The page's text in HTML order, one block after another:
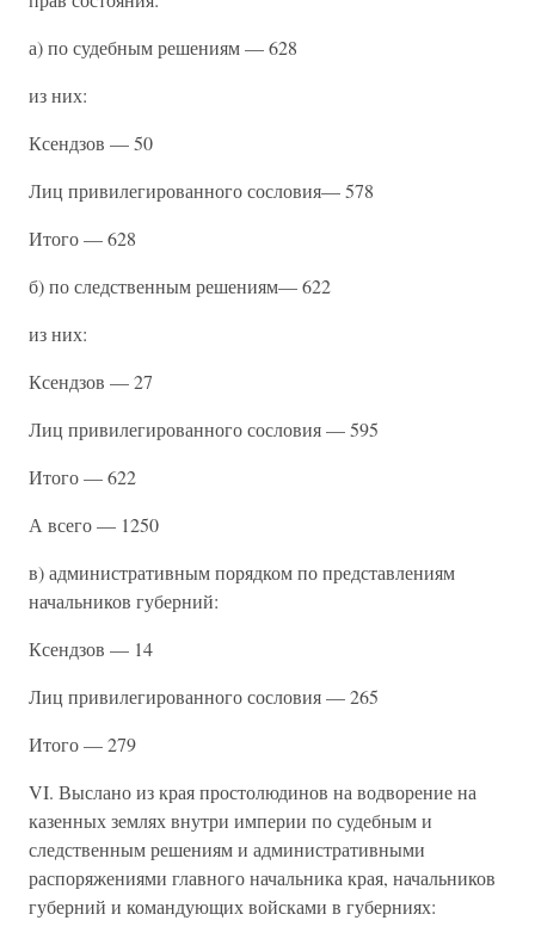
а) по судебным решениям — 628
из них:
Ксендзов — 50
Лиц привилегированного сословия— 578
Итого — 628
б) по следственным решениям— 622
из них:
Ксендзов — 27
Лиц привилегированного сословия — 595
Итого — 622
А всего — 1250
в) административным порядком по представлениям
начальников губерний:
Ксендзов — 14
Лиц привилегированного сословия — 265
Итого — 279
VI. Выслано из края простолюдинов на водворение на
казенных землях внутри империи по судебным и
следственным решениям и административными
распоряжениями главного начальника края, начальников
губерний и командующих войсками в губерниях: